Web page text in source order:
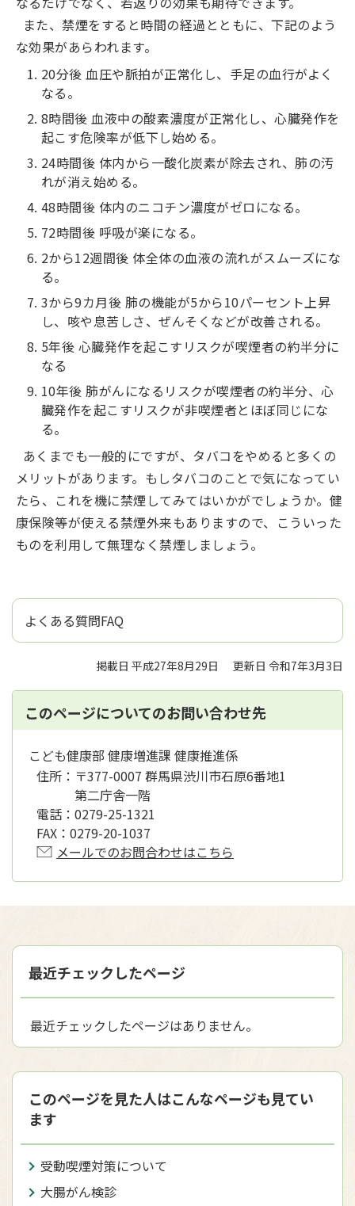
また、禁煙をすると時間の経過とともに、下記のよう
な効果があらわれます。
20分後 血圧や脈拍が正常化し、手足の血行がよく
なる。
8時間後 血液中の酸素濃度が正常化し、心臓発作を
起こす危険率が低下し始める。
24時間後 体内から一酸化炭素が除去され、肺の汚
れが消え始める。
48時間後 体内のニコチン濃度がゼロになる。
72時間後 呼吸が楽になる。
2から12週間後 体全体の血液の流れがスムーズにな
る。
3から9カ月後 肺の機能が5から10パーセント上昇
し、咳や息苦しさ、ぜんそくなどが改善される。
5年後 心臓発作を起こすリスクが喫煙者の約半分に
なる
10年後 肺がんになるリスクが喫煙者の約半分、心
臓発作を起こすリスクが非喫煙者とほぼ同じにな
る。
あくまでも一般的にですが、タバコをやめると多くの
メリットがあります。もしタバコのことで気になってい
たら、これを機に禁煙してみてはいかがでしょうか。健
康保険等が使える禁煙外来もありますので、こういった
ものを利用して無理なく禁煙しましょう。
よくある質問FAQ
掲載日 平成27年8月29日 更新日 令和7年3月3日
このページについてのお問い合わせ先
こども健康部 健康増進課 健康推進係
住所： 〒377-0007 群馬県渋川市石原6番地1
第二庁舎一階
電話： 0279-25-1321
FAX： 0279-20-1037
メールでのお問合わせはこちら
最近チェックしたページ
最近チェックしたページはありません。
このページを見た人はこんなページも見てい
ます
受動喫煙対策について
大腸がん検診